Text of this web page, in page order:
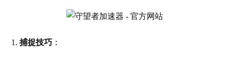
捕捉技巧 ：